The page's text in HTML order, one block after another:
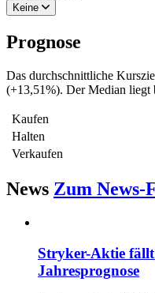
Keine
Prognose
Das durchschnittliche
(+13,51%). Der Median liegt
Kaufen
Halten
Verkaufen
News Zum News-
Stryker-Aktie
Jahresprognose